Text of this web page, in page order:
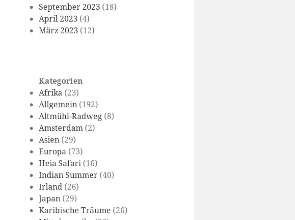
September 2023 (18)
April 2023 (4)
März 2023 (12)
Kategorien
Afrika (23)
Allgemein (192)
Altmühl-Radweg (8)
Amsterdam (2)
Asien (29)
Europa (73)
Heia Safari (16)
Indian Summer (40)
Irland (26)
Japan (29)
Karibische Träume (26)